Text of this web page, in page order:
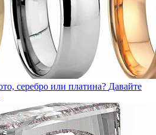
серебро или платина? Давайте